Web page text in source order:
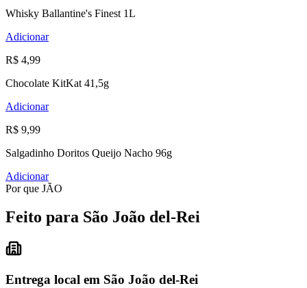
Whisky Ballantine's Finest 1L
Adicionar
R$ 4,99
Chocolate KitKat 41,5g
Adicionar
R$ 9,99
Salgadinho Doritos Queijo Nacho 96g
Adicionar
Por que JÃO
Feito para São João del-Rei
Entrega local em São João del-Rei